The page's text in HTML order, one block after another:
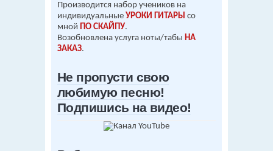
Производится набор учеников на
индивидуальные УРОКИ ГИТАРЫ со
мной ПО СКАЙПУ.
Возобновлена услуга ноты/табы НА
ЗАКАЗ.
Не пропусти свою
любимую песню!
Подпишись на видео!